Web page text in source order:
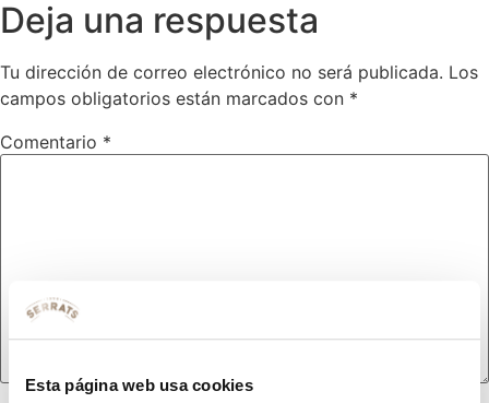
Esta página web usa cookies
Deja una respuesta
Tu dirección de correo electrónico no será publicada. Los
campos obligatorios están marcados con *
Comentario *